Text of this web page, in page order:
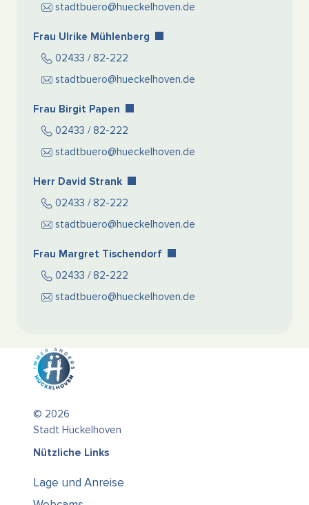
stadtbuero@hueckelhoven.de
Frau Ulrike Mühlenberg
02433 / 82-222
stadtbuero@hueckelhoven.de
Frau Birgit Papen
02433 / 82-222
stadtbuero@hueckelhoven.de
Herr David Strank
02433 / 82-222
stadtbuero@hueckelhoven.de
Frau Margret Tischendorf
02433 / 82-222
stadtbuero@hueckelhoven.de
© 2026
Stadt Hückelhoven
Nützliche Links
Lage und Anreise